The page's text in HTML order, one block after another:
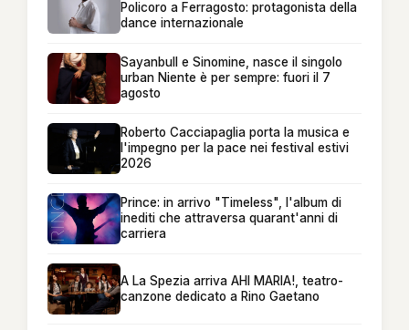
Policoro a Ferragosto: protagonista della
dance internazionale
Sayanbull e Sinomine, nasce il singolo
urban Niente è per sempre: fuori il 7
agosto
Roberto Cacciapaglia porta la musica e
l'impegno per la pace nei festival estivi
2026
Prince: in arrivo "Timeless", l'album di
inediti che attraversa quarant'anni di
carriera
A La Spezia arriva AHI MARIA!, teatro-
canzone dedicato a Rino Gaetano